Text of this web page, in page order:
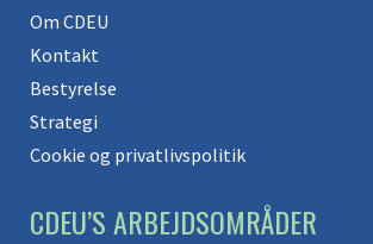
Om CDEU
Kontakt
Bestyrelse
Strategi
Cookie og privatlivspolitik
CDEU’S ARBEJDSOMRÅDER